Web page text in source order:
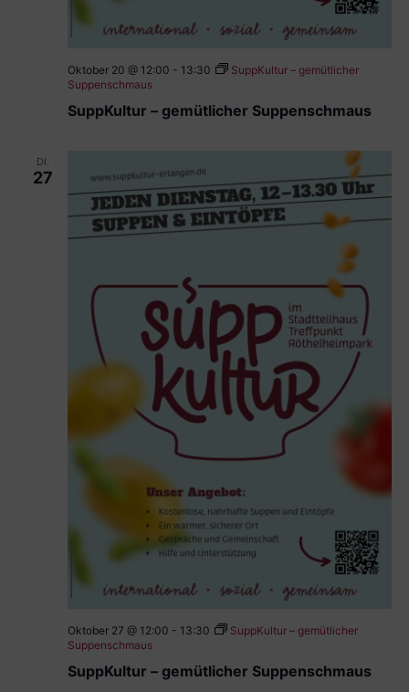
SuppKultur – gemütlicher Suppenschmaus
Oktober 20 @ 12:00 - 13:30
SuppKultur – gemütlicher
Suppenschmaus
DI.
27
SuppKultur – gemütlicher Suppenschmaus
Oktober 27 @ 12:00 - 13:30
SuppKultur – gemütlicher
Suppenschmaus